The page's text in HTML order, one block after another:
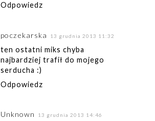
Odpowiedz
poczekarska 13 grudnia 2013 11:32
ten ostatni miks chyba
najbardziej trafił do mojego
serducha :)
Odpowiedz
Unknown 13 grudnia 2013 14:46